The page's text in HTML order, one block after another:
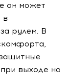
он может
в
рулем. В
выходе на